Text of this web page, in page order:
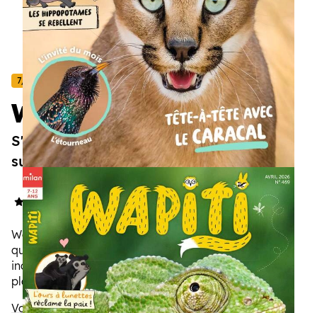
Wapiti
S'émerveiller des animaux, tout savoir
sur eux !
7/12 ans
4.9/5(73 avis)
Wapiti ouvre grand la fenêtre sur la vie sauvage : de
quoi nourrir la passion des animaux et devenir
incollable sur les espèces aux quatre coins de la
planète. Ses photos spectaculaires les dévoilent
comme vous ne les avez jamais vus.
Voir la description